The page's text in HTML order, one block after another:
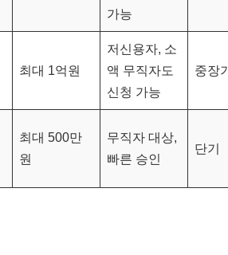
가능
최대 1억원
저신용자, 소
액 무직자도
신청 가능
중장기
최대 500만
원
무직자 대상,
빠른 승인
단기